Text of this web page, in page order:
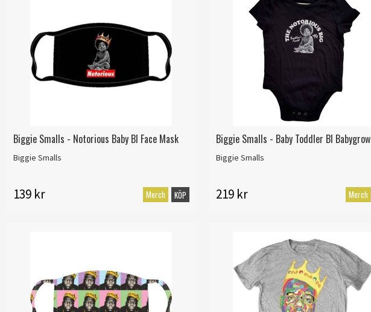
Biggie Smalls - Notorious Baby Bl Face Mask
Biggie Smalls
139 kr Merch KÖP
Biggie Smalls - Baby Toddler Bl Babygrow
Biggie Smalls
219 kr Merch